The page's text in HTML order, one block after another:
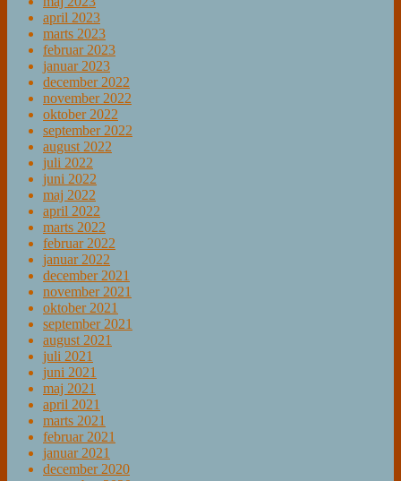
april 2023
marts 2023
februar 2023
januar 2023
december 2022
november 2022
oktober 2022
september 2022
august 2022
juli 2022
juni 2022
maj 2022
april 2022
marts 2022
februar 2022
januar 2022
december 2021
november 2021
oktober 2021
september 2021
august 2021
juli 2021
juni 2021
maj 2021
april 2021
marts 2021
februar 2021
januar 2021
december 2020